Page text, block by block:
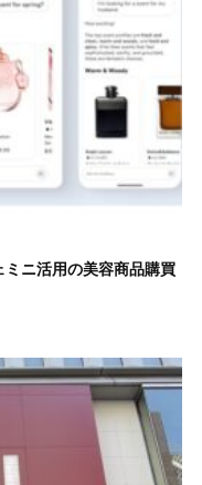
ニ活用の美容商品購買